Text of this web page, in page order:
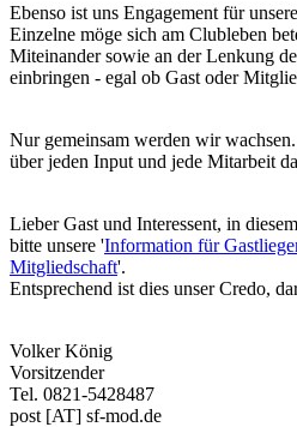
Ebenso ist uns Engagement für
Einzelne möge sich am Clubleben
Miteinander sowie an der Lenkung
einbringen - egal ob Gast oder
Nur gemeinsam werden wir
über jeden Input und jede Mitarbeit
Lieber Gast und Interessent, in
bitte unsere 'Information für
Mitgliedschaft'.
Entsprechend ist dies unser Credo,
Volker König
Vorsitzender
Tel. 0821-5428487
post [AT] sf-mod.de